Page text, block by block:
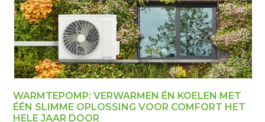
WARMTEPOMP: VERWARMEN ÉN KOELEN MET
ÉÉN SLIMME OPLOSSING VOOR COMFORT HET
HELE JAAR DOOR